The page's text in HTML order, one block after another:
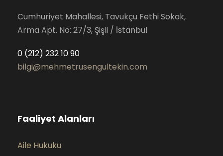
Cumhuriyet Mahallesi, Tavukçu Fethi Sokak,
Arma Apt. No: 27/3, Şişli / İstanbul
0 (212) 232 10 90
bilgi@mehmetrusengultekin.com
Faaliyet Alanları
Aile Hukuku